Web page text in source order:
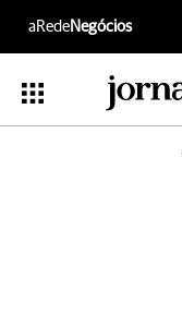
aRedeNegócios